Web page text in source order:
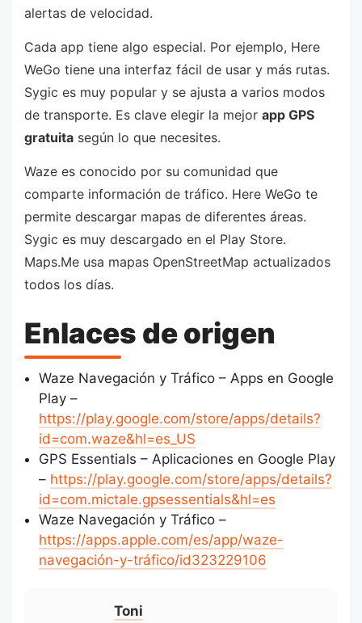
alertas de velocidad.
Cada app tiene algo especial. Por ejemplo, Here
WeGo tiene una interfaz fácil de usar y más rutas.
Sygic es muy popular y se ajusta a varios modos
de transporte. Es clave elegir la mejor app GPS
gratuita según lo que necesites.
Waze es conocido por su comunidad que
comparte información de tráfico. Here WeGo te
permite descargar mapas de diferentes áreas.
Sygic es muy descargado en el Play Store.
Maps.Me usa mapas OpenStreetMap actualizados
todos los días.
Enlaces de origen
Waze Navegación y Tráfico – Apps en Google
Play –
https://play.google.com/store/apps/details?
id=com.waze&hl=es_US
GPS Essentials – Aplicaciones en Google Play
– https://play.google.com/store/apps/details?
id=com.mictale.gpsessentials&hl=es
‎Waze Navegación y Tráfico –
https://apps.apple.com/es/app/waze-
navegación-y-tráfico/id323229106
Toni